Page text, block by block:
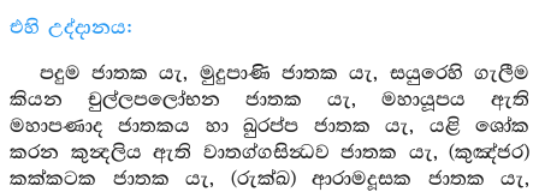
එහි උද්දානය:
පදුම ජාතක යැ, මුදුපාණි ජාතක යැ, සයුරෙහි ගැලීම
කියන චුල්ලපලෝභන ජාතක යැ, මහායූපය ඇති
මහාපණාද ජාතකය හා ඛුරප්ප ජාතක යැ, යළි ශෝක
කරන කුන්‍දලිය ඇති වාතග්ගසින්‍ධව ජාතක යැ, (කුඤ්ජර)
කක්කටක ජාතක යැ, (රුක්ඛ) ආරාමදූසක ජාතක යැ,